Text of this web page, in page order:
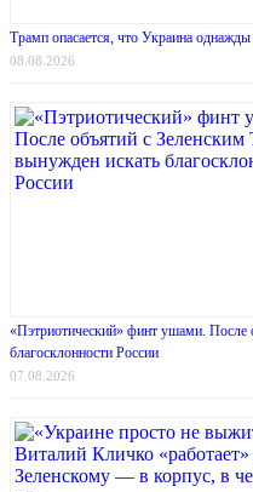
Трамп опасается, что Украина
08.08.2026
«Пэтриотический» финт ушами. После
благосклонности России
07.08.2026